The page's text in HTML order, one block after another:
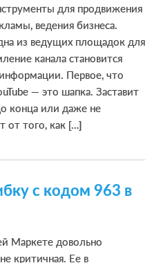
для продвижения
ведения бизнеса.
из ведущих площадок для
канала становится
Первое, что
— это шапка. Заставит
конца или даже не
от того, как […]
с кодом 963 в
Маркете довольно
критичная. Ее в